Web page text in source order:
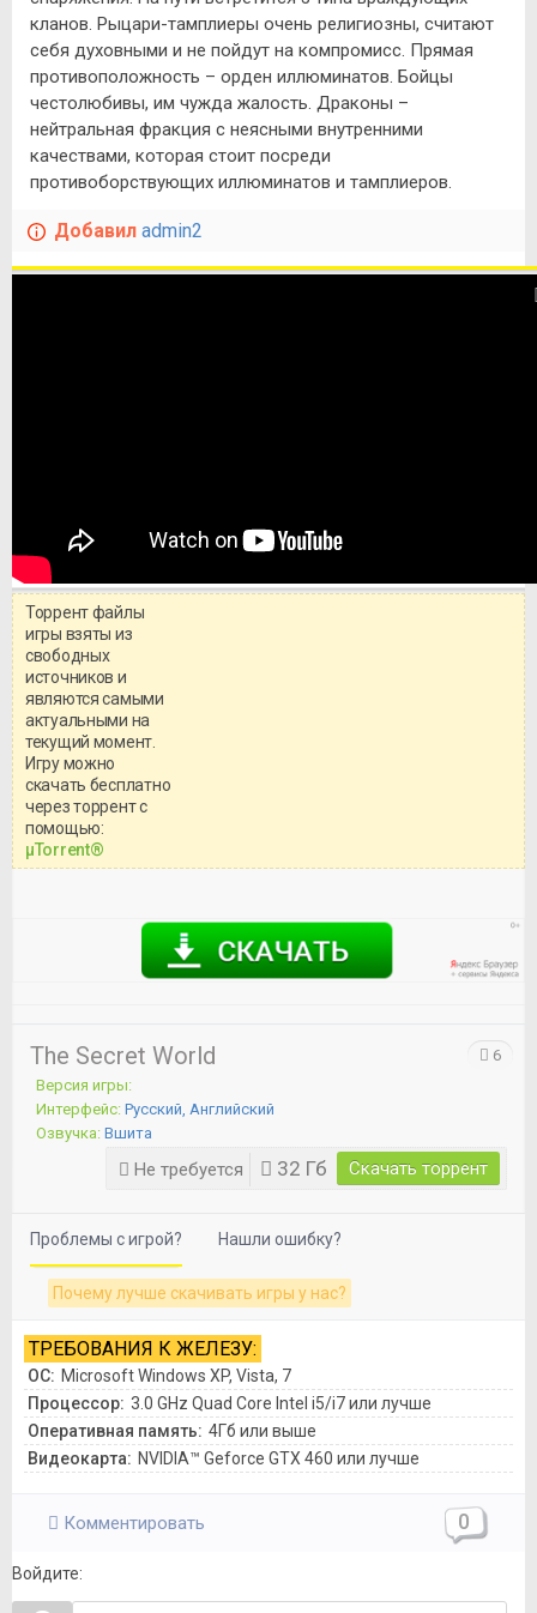
кланов. Рыцари-тамплиеры очень религиозны, считают
себя духовными и не пойдут на компромисс. Прямая
противоположность – орден иллюминатов. Бойцы
честолюбивы, им чужда жалость. Драконы –
нейтральная фракция с неясными внутренними
качествами, которая стоит посреди
противоборствующих иллюминатов и тамплиеров.
Добавил admin2
системными требованиями и
Торрент файлы
игры взяты из
свободных
источников и
являются самыми
актуальными на
текущий момент.
Игру можно
скачать бесплатно
через торрент с
помощью:
μTorrent®
The Secret World
Версия игры:
Интерфейс: Русский, Английский
Озвучка: Вшита
Не требуется 32 Гб Скачать торрент
6
Проблемы с игрой? Нашли ошибку?
Почему лучше скачивать игры у нас?
ТРЕБОВАНИЯ К ЖЕЛЕЗУ:
ОС: Microsoft Windows XP, Vista, 7
Процессор: 3.0 GHz Quad Core Intel i5/i7 или лучше
Оперативная память: 4Гб или выше
Видеокарта: NVIDIA™ Geforce GTX 460 или лучше
Комментировать 0
Войдите: